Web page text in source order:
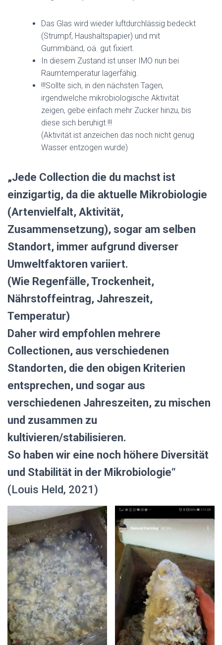
Das Glas wird wieder luftdurchlässig bedeckt
(Strumpf, Haushaltspapier) und mit
Gummibänd, oä. gut fixiert.
In diesem Zustand ist unser IMO nun bei
Raumtemperatur lagerfähig.
!!!Sollte sich, in den nächsten Tagen,
irgendwelche mikrobiologische Aktivität
zeigen, gebe einfach mehr Zucker hinzu, bis
diese sich beruhigt.!!!
(Aktivität ist anzeichen das noch nicht genug
Wasser entzogen wurde)
„Jede Collection die du machst ist
einzigartig, da die aktuelle Mikrobiologie
(Artenvielfalt, Aktivität,
Zusammensetzung), sogar am selben
Standort, immer aufgrund diverser
Umweltfaktoren variiert.
(Wie Regenfälle, Trockenheit,
Nährstoffeintrag, Jahreszeit,
Temperatur)
Daher wird empfohlen mehrere
Collectionen, aus verschiedenen
Standorten, die den obigen Kriterien
entsprechen, und sogar aus
verschiedenen Jahreszeiten, zu mischen
und zusammen zu
kultivieren/stabilisieren.
So haben wir eine noch höhere Diversität
und Stabilität in der Mikrobiologie“
(Louis Held, 2021)